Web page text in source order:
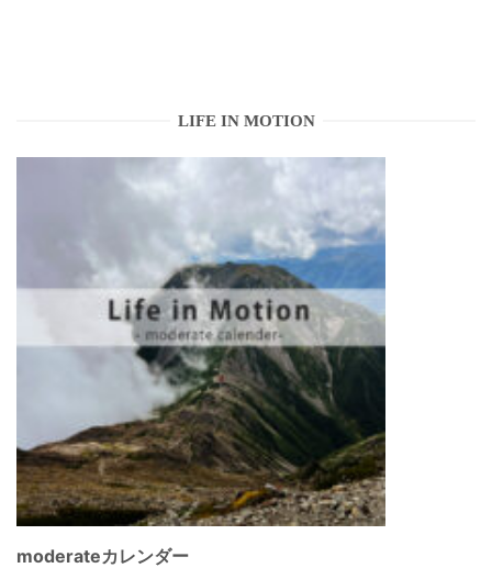
LIFE IN MOTION
moderateカレンダー